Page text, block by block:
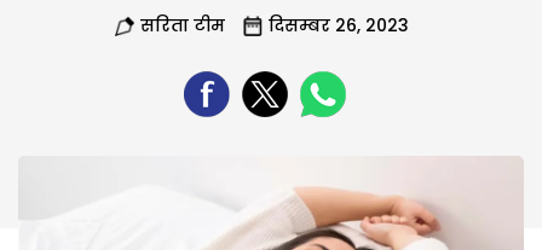
सरिता टीम दिसम्बर 26, 2023